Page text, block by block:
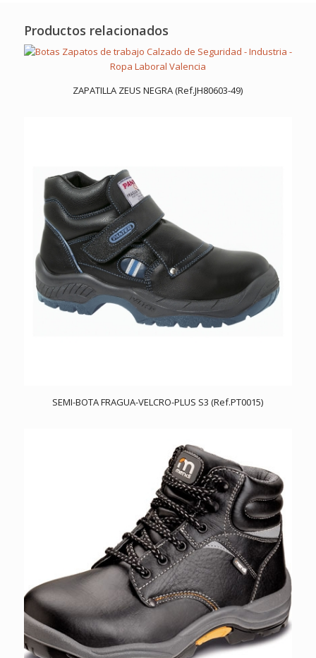
Productos relacionados
ZAPATILLA ZEUS NEGRA (Ref.JH80603-49)
SEMI-BOTA FRAGUA-VELCRO-PLUS S3 (Ref.PT0015)